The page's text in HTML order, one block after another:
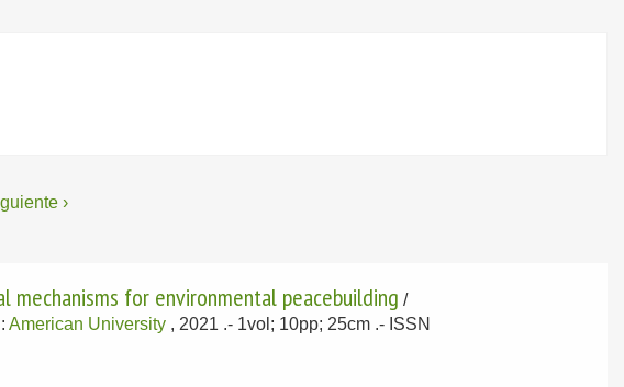
›
for environmental peacebuilding /
American University , 2021 .- 1vol; 10pp; 25cm .- ISSN